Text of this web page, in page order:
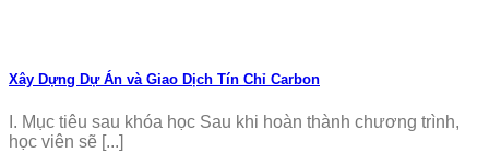
Xây Dựng Dự Án và Giao Dịch Tín Chỉ Carbon
I. Mục tiêu sau khóa học Sau khi hoàn thành chương trình,
học viên sẽ [...]